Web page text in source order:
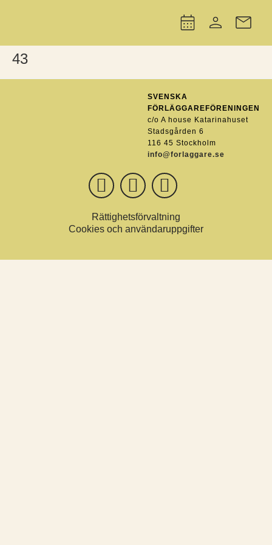
43
SVENSKA
FÖRLÄGGAREFÖRENINGEN
c/o A house Katarinahuset
Stadsgården 6
116 45 Stockholm
info@forlaggare.se
Rättighetsförvaltning
Cookies och användaruppgifter